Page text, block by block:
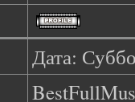
Дата: